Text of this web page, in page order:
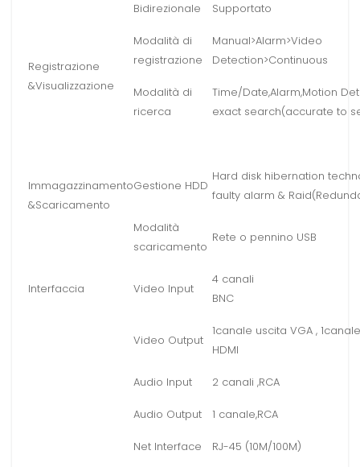
Bidirezionale Supportato
Registrazione
&Visualizzazione
Modalità di
registrazione
Manual>Alarm>Video
Detection>Continuous
Modalità di
ricerca
Time/Date,Alarm,Motion
exact search(accurate to
Immagazzinamento
&Scaricamento
Gestione HDD
Hard disk hibernation
faulty alarm &
Modalità
scaricamento
Rete o pennino USB
Interfaccia Video Input
4 canali
BNC
Video Output
1canale uscita VGA ,
HDMI
Audio Input 2 canali ,RCA
Audio Output 1 canale,RCA
Net Interface RJ-45 (10M/100M)